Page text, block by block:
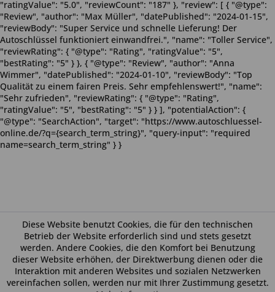
Diese Website benutzt Cookies, die für den technischen
Betrieb der Website erforderlich sind und stets gesetzt
werden. Andere Cookies, die den Komfort bei Benutzung
dieser Website erhöhen, der Direktwerbung dienen oder die
Interaktion mit anderen Websites und sozialen Netzwerken
vereinfachen sollen, werden nur mit Ihrer Zustimmung gesetzt.
"ratingValue": "5.0", "reviewCount": "187" }, "review": [ { "@type":
"Review", "author": "Max Müller", "datePublished": "2024-01-15",
"reviewBody": "Super Service und schnelle Lieferung! Der
Autoschlüssel funktioniert einwandfrei.", "name": "Toller Service",
"reviewRating": { "@type": "Rating", "ratingValue": "5",
"bestRating": "5" } }, { "@type": "Review", "author": "Anna
Wimmer", "datePublished": "2024-01-10", "reviewBody": "Top
Qualität zu einem fairen Preis. Sehr empfehlenswert!", "name":
"Sehr zufrieden", "reviewRating": { "@type": "Rating",
"ratingValue": "5", "bestRating": "5" } } ], "potentialAction": {
"@type": "SearchAction", "target": "https://www.autoschluessel-
online.de/?q={search_term_string}", "query-input": "required
name=search_term_string" } }